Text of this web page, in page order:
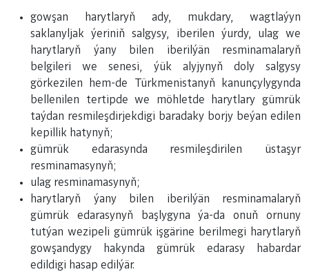
gowşan harytlaryň ady, mukdary, wagtlaýyn
saklanyljak ýeriniň salgysy, iberilen ýurdy, ulag we
harytlaryň ýany bilen iberilýän resminamalaryň
belgileri we senesi, ýük alyjynyň doly salgysy
görkezilen hem-de Türkmenistanyň kanunçylygynda
bellenilen tertipde we möhletde harytlary gümrük
taýdan resmileşdirjekdigi baradaky borjy beýan edilen
kepillik hatynyň;
gümrük edarasynda resmileşdirilen üstaşyr
resminamasynyň;
ulag resminamasynyň;
harytlaryň ýany bilen iberilýän resminamalaryň
gümrük edarasynyň başlygyna ýa-da onuň ornuny
tutýan wezipeli gümrük işgärine berilmegi harytlaryň
gowşandygy hakynda gümrük edarasy habardar
edildigi hasap edilýär.